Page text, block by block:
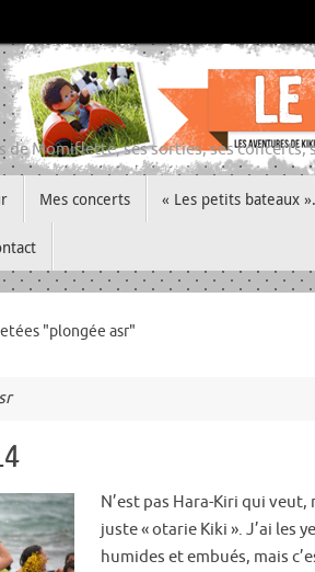
de Momiflette, ses sorties, ses
Mes concerts « Les petits bateaux
"plongée asr"
N’est pas Hara-Kiri qui veut,
juste « otarie Kiki ». J’ai les
humides et embués, mais